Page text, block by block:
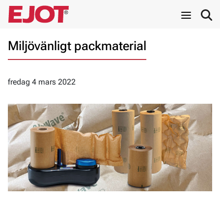
Miljövänligt packmaterial
fredag 4 mars 2022